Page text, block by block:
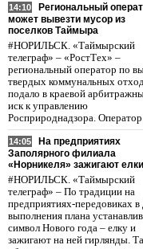
14:10
Региональный
может вывезти мусор из
поселков Таймыра
#НОРИЛЬСК. «Таймырский
телеграф» – «РостТех» –
региональный оператор по
твердых коммунальных
подало в краевой
иск к управлению
Росприроднадзора.
14:05
На предприятиях
Заполярного филиала
«Норникеля» зажигают елки
#НОРИЛЬСК. «Таймырский
телеграф» – По традиции на
предприятиях-передовиках в
выполнения плана
символ Нового года – елку и
зажигают на ней гирлянды.